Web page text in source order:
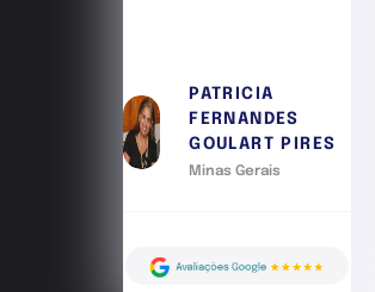
PATRICIA
FERNANDES
GOULART PIRES
Minas Gerais